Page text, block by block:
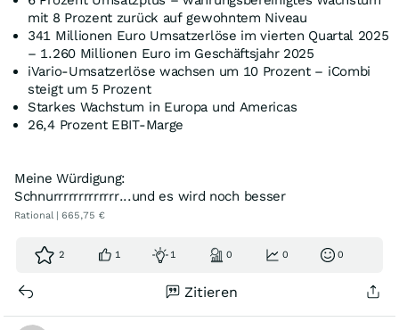
mit 8 Prozent zurück auf gewohntem Niveau
341 Millionen Euro Umsatzerlöse im vierten Quartal 2025
– 1.260 Millionen Euro im Geschäftsjahr 2025
iVario-Umsatzerlöse wachsen um 10 Prozent – iCombi
steigt um 5 Prozent
Starkes Wachstum in Europa und Americas
26,4 Prozent EBIT-Marge
Meine Würdigung:
Schnurrrrrrrrrrrrr...und es wird noch besser
Rational | 665,75 €
2 1 1 0 0 0
Zitieren